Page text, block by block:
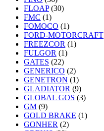
FLOAP (30)
FMC (1)
FOMOCO (1)
FORD-MOTORCRAFT
FREEZCOR (1)
FULGOR (1)
GATES (22)
GENERICO (2)
GENETRON (1)
GLADIATOR (9)
GLOBAL GOS (3)
GM (9)
GOLD BRAKE (1)
GONHER (2)